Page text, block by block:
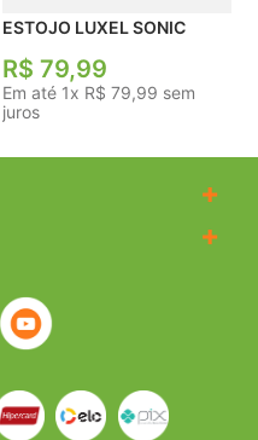
ESTOJO LUXEL SONIC
R$ 79,99
Em até 1x R$ 79,99 sem
juros
+
+